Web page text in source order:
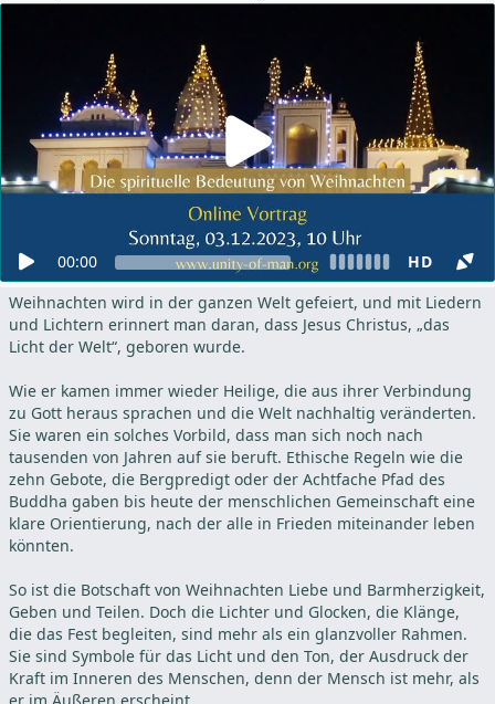
00:00
HD
Weihnachten wird in der ganzen Welt gefeiert, und mit Liedern
und Lichtern erinnert man daran, dass Jesus Christus, „das
Licht der Welt“, geboren wurde.
Wie er kamen immer wieder Heilige, die aus ihrer Verbindung
zu Gott heraus sprachen und die Welt nachhaltig veränderten.
Sie waren ein solches Vorbild, dass man sich noch nach
tausenden von Jahren auf sie beruft. Ethische Regeln wie die
zehn Gebote, die Bergpredigt oder der Achtfache Pfad des
Buddha gaben bis heute der menschlichen Gemeinschaft eine
klare Orientierung, nach der alle in Frieden miteinander leben
könnten.
So ist die Botschaft von Weihnachten Liebe und Barmherzigkeit,
Geben und Teilen. Doch die Lichter und Glocken, die Klänge,
die das Fest begleiten, sind mehr als ein glanzvoller Rahmen.
Sie sind Symbole für das Licht und den Ton, der Ausdruck der
Kraft im Inneren des Menschen, denn der Mensch ist mehr, als